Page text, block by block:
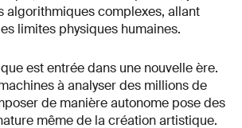
algorithmiques complexes, allant
limites physiques humaines.
est entrée dans une nouvelle ère.
à analyser des millions de
de manière autonome pose des
même de la création artistique.